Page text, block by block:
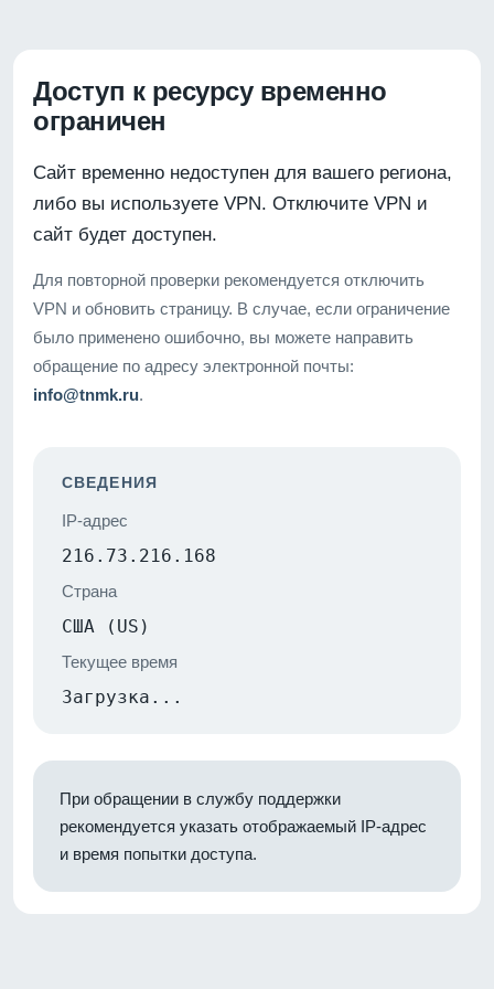
Доступ к ресурсу временно
ограничен
Сайт временно недоступен для вашего региона,
либо вы используете VPN. Отключите VPN и
сайт будет доступен.
Для повторной проверки рекомендуется отключить
VPN и обновить страницу. В случае, если ограничение
было применено ошибочно, вы можете направить
обращение по адресу электронной почты:
info@tnmk.ru.
СВЕДЕНИЯ
IP-адрес
216.73.216.168
Страна
США (US)
Текущее время
Загрузка...
При обращении в службу поддержки
рекомендуется указать отображаемый IP-адрес
и время попытки доступа.